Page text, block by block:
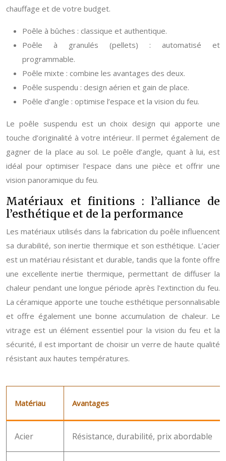
chauffage et de votre budget.
Poêle à bûches : classique et authentique.
Poêle à granulés (pellets) : automatisé et
programmable.
Poêle mixte : combine les avantages des deux.
Poêle suspendu : design aérien et gain de place.
Poêle d’angle : optimise l’espace et la vision du feu.
Le poêle suspendu est un choix design qui apporte une
touche d’originalité à votre intérieur. Il permet également de
gagner de la place au sol. Le poêle d’angle, quant à lui, est
idéal pour optimiser l’espace dans une pièce et offrir une
vision panoramique du feu.
Matériaux et finitions : l’alliance de
l’esthétique et de la performance
Les matériaux utilisés dans la fabrication du poêle influencent
sa durabilité, son inertie thermique et son esthétique. L’acier
est un matériau résistant et durable, tandis que la fonte offre
une excellente inertie thermique, permettant de diffuser la
chaleur pendant une longue période après l’extinction du feu.
La céramique apporte une touche esthétique personnalisable
et offre également une bonne accumulation de chaleur. Le
vitrage est un élément essentiel pour la vision du feu et la
sécurité, il est important de choisir un verre de haute qualité
résistant aux hautes températures.
Matériau Avantages
Acier Résistance, durabilité, prix abordable